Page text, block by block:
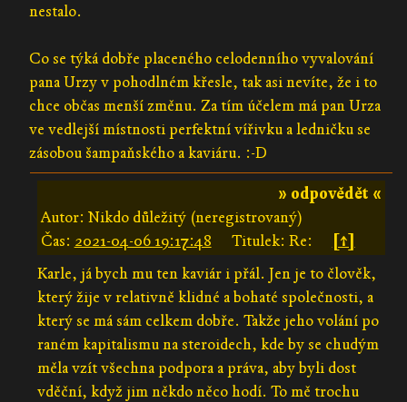
nestalo.
Co se týká dobře placeného celodenního vyvalování
pana Urzy v pohodlném křesle, tak asi nevíte, že i to
chce občas menší změnu. Za tím účelem má pan Urza
ve vedlejší místnosti perfektní vířivku a ledničku se
zásobou šampaňského a kaviáru. :-D
» odpovědět «
Autor: Nikdo důležitý (neregistrovaný)
Čas: 2021-04-06 19:17:48 Titulek: Re:
[↑]
Karle, já bych mu ten kaviár i přál. Jen je to člověk,
který žije v relativně klidné a bohaté společnosti, a
který se má sám celkem dobře. Takže jeho volání po
raném kapitalismu na steroidech, kde by se chudým
měla vzít všechna podpora a práva, aby byli dost
vděční, když jim někdo něco hodí. To mě trochu